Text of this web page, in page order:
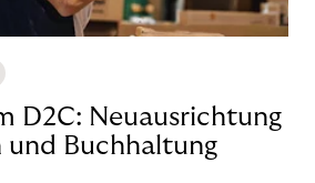
D2C: Neuausrichtung
und Buchhaltung